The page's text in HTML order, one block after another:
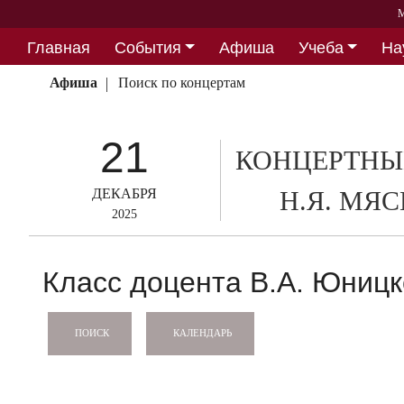
Главная События Афиша Учеба
Партнерство
Афиша Поиск по концертам
21
ДЕКАБРЯ
2025
Н.Я.
Класс доцента В.А.
ПОИСК КАЛЕНДАРЬ